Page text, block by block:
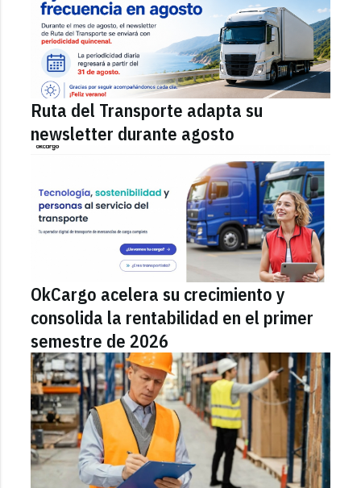
Ruta del Transporte adapta su
newsletter durante agosto
OkCargo acelera su crecimiento y
consolida la rentabilidad en el primer
semestre de 2026